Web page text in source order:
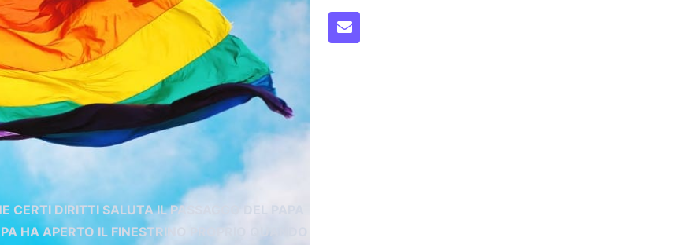
DIRITTI SALUTA IL PASSAGGO DEL PAPA
HA APERTO IL FINESTRINO PROPRIO QUANDO